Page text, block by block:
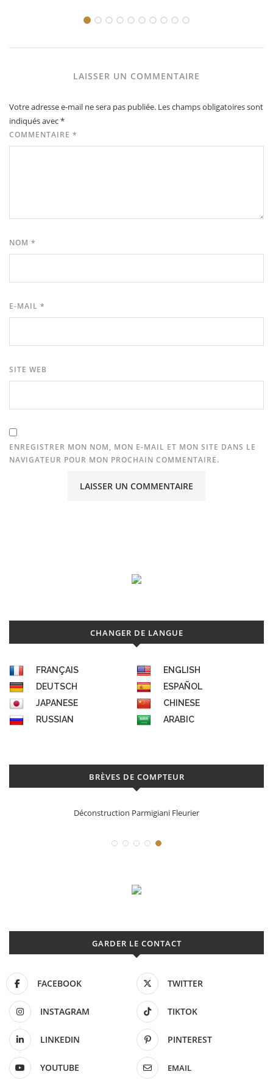
LAISSER UN COMMENTAIRE
Votre adresse e-mail ne sera pas publiée. Les champs obligatoires sont
indiqués avec*
COMMENTAIRE *
NOM *
E-MAIL *
SITE WEB
ENREGISTRER MON NOM, MON E-MAIL ET MON SITE DANS LE
NAVIGATEUR POUR MON PROCHAIN COMMENTAIRE.
CHANGER DE LANGUE
FRANÇAIS
ENGLISH
DEUTSCH
ESPAÑOL
JAPANESE
CHINESE
RUSSIAN
ARABIC
BRÈVES DE COMPTEUR
Déconstruction Parmigiani Fleurier
GARDER LE CONTACT
FACEBOOK TWITTER
INSTAGRAM TIKTOK
LINKEDIN PINTEREST
YOUTUBE EMAIL